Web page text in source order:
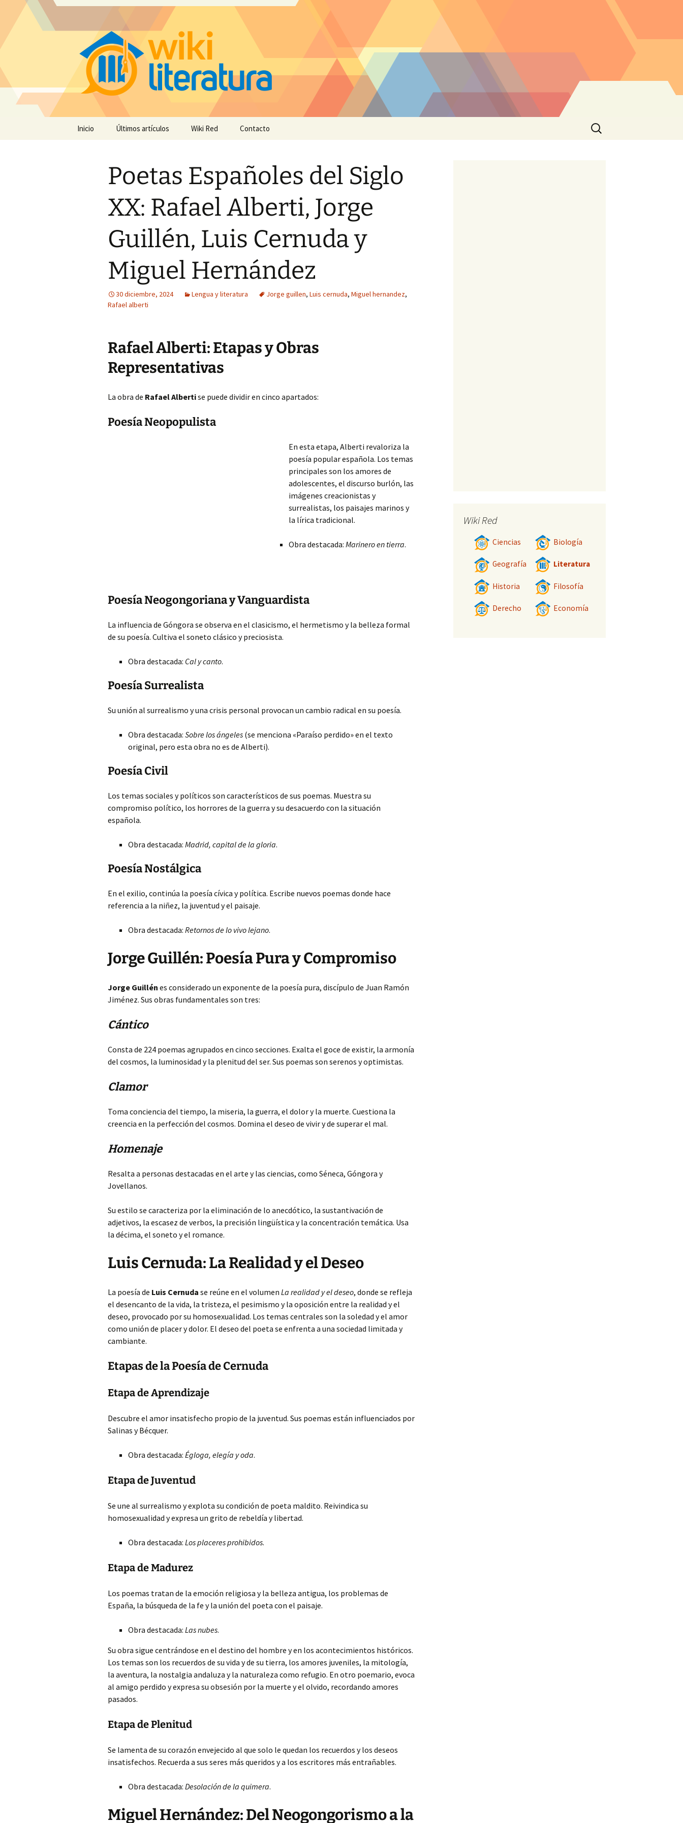
Inicio Últimos artículos Wiki Red Contacto
Buscar:
Poetas Españoles del Siglo
XX: Rafael Alberti, Jorge
Guillén, Luis Cernuda y
Miguel Hernández
30 diciembre, 2024 Lengua y literatura Jorge guillen, Luis cernuda, Miguel hernandez,
Rafael alberti
Rafael Alberti: Etapas y Obras
Representativas
La obra de Rafael Albertise puede dividir en cinco apartados:
Poesía Neopopulista
En esta etapa, Alberti revaloriza la
poesía popular española. Los temas
principales son los amores de
adolescentes, el discurso burlón, las
imágenes creacionistas y
surrealistas, los paisajes marinos y
la lírica tradicional.
Obra destacada: Marinero en tierra.
Poesía Neogongoriana y Vanguardista
La influencia de Góngora se observa en el clasicismo, el hermetismo y la belleza formal
de su poesía. Cultiva el soneto clásico y preciosista.
Obra destacada: Cal y canto.
Poesía Surrealista
Su unión al surrealismo y una crisis personal provocan un cambio radical en su poesía.
Obra destacada: Sobre los ángeles (se menciona «Paraíso perdido» en el texto
original, pero esta obra no es de Alberti).
Poesía Civil
Los temas sociales y políticos son característicos de sus poemas. Muestra su
compromiso político, los horrores de la guerra y su desacuerdo con la situación
española.
Obra destacada: Madrid, capital de la gloria.
Poesía Nostálgica
En el exilio, continúa la poesía cívica y política. Escribe nuevos poemas donde hace
referencia a la niñez, la juventud y el paisaje.
Obra destacada: Retornos de lo vivo lejano.
Jorge Guillén: Poesía Pura y Compromiso
Jorge Guillén es considerado un exponente de la poesía pura, discípulo de Juan Ramón
Jiménez. Sus obras fundamentales son tres:
Cántico
Consta de 224 poemas agrupados en cinco secciones. Exalta el goce de existir, la armonía
del cosmos, la luminosidad y la plenitud del ser. Sus poemas son serenos y optimistas.
Clamor
Toma conciencia del tiempo, la miseria, la guerra, el dolor y la muerte. Cuestiona la
creencia en la perfección del cosmos. Domina el deseo de vivir y de superar el mal.
Homenaje
Resalta a personas destacadas en el arte y las ciencias, como Séneca, Góngora y
Jovellanos.
Su estilo se caracteriza por la eliminación de lo anecdótico, la sustantivación de
adjetivos, la escasez de verbos, la precisión lingüística y la concentración temática. Usa
la décima, el soneto y el romance.
Luis Cernuda: La Realidad y el Deseo
La poesía de Luis Cernuda se reúne en el volumen La realidad y el deseo, donde se refleja
el desencanto de la vida, la tristeza, el pesimismo y la oposición entre la realidad y el
deseo, provocado por su homosexualidad. Los temas centrales son la soledad y el amor
como unión de placer y dolor. El deseo del poeta se enfrenta a una sociedad limitada y
cambiante.
Etapas de la Poesía de Cernuda
Etapa de Aprendizaje
Descubre el amor insatisfecho propio de la juventud. Sus poemas están influenciados por
Salinas y Bécquer.
Obra destacada: Égloga, elegía y oda.
Etapa de Juventud
Se une al surrealismo y explota su condición de poeta maldito. Reivindica su
homosexualidad y expresa un grito de rebeldía y libertad.
Obra destacada: Los placeres prohibidos.
Etapa de Madurez
Los poemas tratan de la emoción religiosa y la belleza antigua, los problemas de
España, la búsqueda de la fe y la unión del poeta con el paisaje.
Obra destacada: Las nubes.
Su obra sigue centrándose en el destino del hombre y en los acontecimientos históricos.
Los temas son los recuerdos de su vida y de su tierra, los amores juveniles, la mitología,
la aventura, la nostalgia andaluza y la naturaleza como refugio. En otro poemario, evoca
al amigo perdido y expresa su obsesión por la muerte y el olvido, recordando amores
pasados.
Etapa de Plenitud
Se lamenta de su corazón envejecido al que solo le quedan los recuerdos y los deseos
insatisfechos. Recuerda a sus seres más queridos y a los escritores más entrañables.
Obra destacada: Desolación de la quimera.
Miguel Hernández: Del Neogongorismo a la
Wiki Red
Ciencias Biología
Geografía Literatura
Historia Filosofía
Derecho Economía